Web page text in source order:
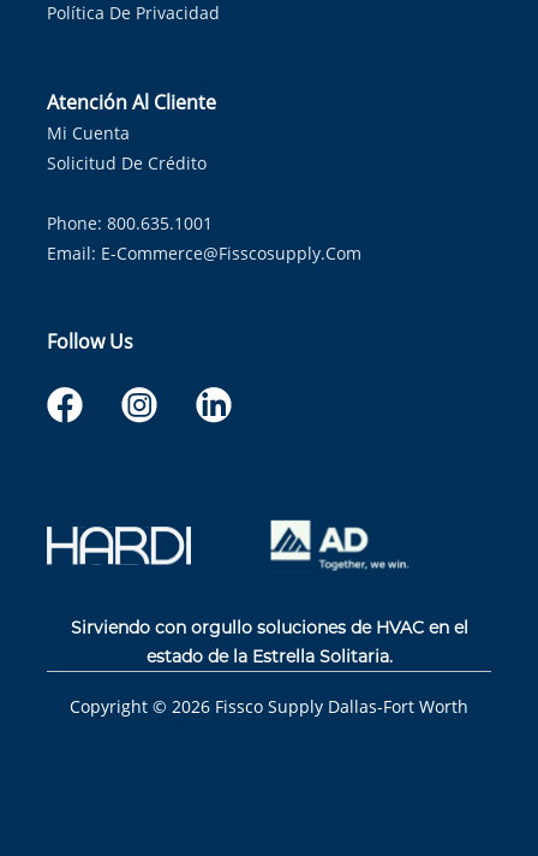
Política De Privacidad
Atención Al Cliente
Mi Cuenta
Solicitud De Crédito
Phone: 800.635.1001
Email: E-Commerce@fisscosupply.com
Follow Us
Sirviendo con orgullo soluciones de HVAC en el
estado de la Estrella Solitaria.
Copyright © 2026 Fissco Supply Dallas-Fort Worth